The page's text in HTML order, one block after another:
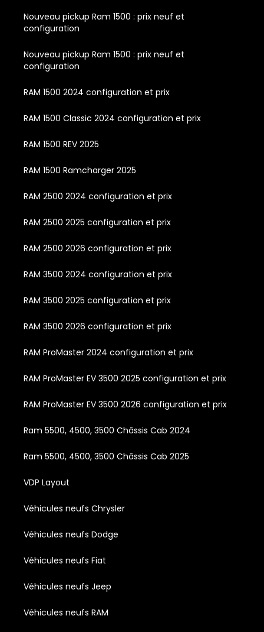
Nouveau pickup Ram 1500 : prix neuf et
configuration
Nouveau pickup Ram 1500 : prix neuf et
configuration
RAM 1500 2024 configuration et prix
RAM 1500 Classic 2024 configuration et prix
RAM 1500 REV 2025
RAM 1500 Ramcharger 2025
RAM 2500 2024 configuration et prix
RAM 2500 2025 configuration et prix
RAM 2500 2026 configuration et prix
RAM 3500 2024 configuration et prix
RAM 3500 2025 configuration et prix
RAM 3500 2026 configuration et prix
RAM ProMaster 2024 configuration et prix
RAM ProMaster EV 3500 2025 configuration et prix
RAM ProMaster EV 3500 2026 configuration et prix
Ram 5500, 4500, 3500 Châssis Cab 2024
Ram 5500, 4500, 3500 Châssis Cab 2025
VDP Layout
Véhicules neufs Chrysler
Véhicules neufs Dodge
Véhicules neufs Fiat
Véhicules neufs Jeep
Véhicules neufs RAM